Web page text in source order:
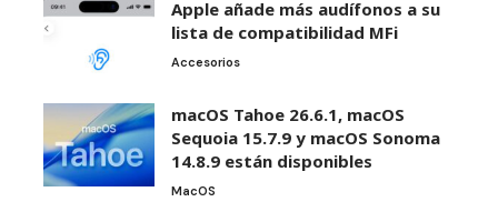
Apple añade más audífonos a su
lista de compatibilidad MFi
Accesorios
macOS Tahoe 26.6.1, macOS
Sequoia 15.7.9 y macOS Sonoma
14.8.9 están disponibles
MacOS